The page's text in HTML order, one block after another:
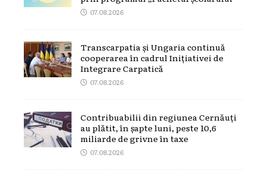
07.08.2026
Transcarpatia și Ungaria continuă
cooperarea în cadrul Inițiativei de
Integrare Carpatică
07.08.2026
Contribuabilii din regiunea Cernăuți
au plătit, în șapte luni, peste 10,6
miliarde de grivne în taxe
07.08.2026